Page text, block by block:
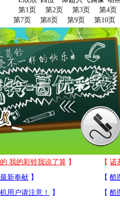
第1页
第2页 第3页
第4页
第7页
第8页 第9页 第10页